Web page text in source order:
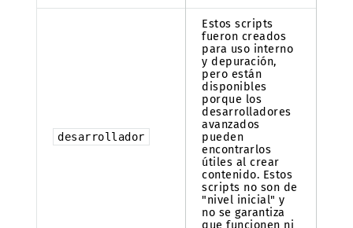
desarrollador
Estos scripts
fueron creados
para uso interno
y depuración,
pero están
disponibles
porque los
desarrolladores
avanzados
pueden
encontrarlos
útiles al crear
contenido. Estos
scripts no son de
"nivel inicial" y
no se garantiza